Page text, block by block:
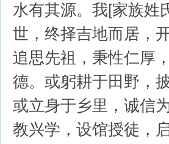
水有其源。我[家族姓
世，终择吉地而居，
追思先祖，秉性仁厚
德。或躬耕于田野，
或立身于乡里，诚信
教兴学，设馆授徒，